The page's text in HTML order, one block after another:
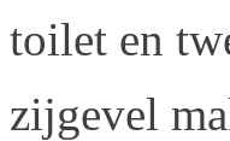
toilet en
zijgevel